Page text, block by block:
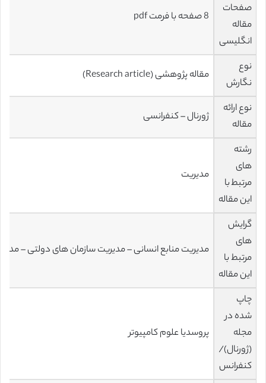
صفحات
مقاله
انگلیسی
8 صفحه با فرمت pdf
نوع
نگارش
مقاله پژوهشی (Research article)
نوع ارائه
مقاله
ژورنال – کنفرانسی
رشته
های
مرتبط با
این مقاله
مدیریت
گرایش
های
مرتبط با
این مقاله
مدیریت منابع انسانی – مدیریت سازمان های دولتی –
چاپ
شده در
مجله
(ژورنال)/
کنفرانس
پروسدیا علوم کامپیوتر